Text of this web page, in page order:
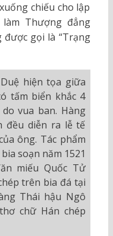
chiếu cho lập
Thượng đẳng
gọi là “Trạng
hiện tọa giữa
tấm biển khắc 4
vua ban. Hàng
đều diễn ra lễ tế
ông. Tác phẩm
soạn năm 1521
miếu Quốc Tử
trên bia đá tại
Thái hậu Ngô
chữ Hán chép